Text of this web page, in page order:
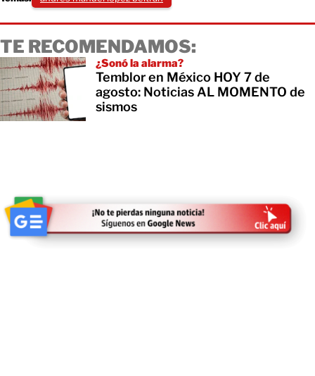
TE RECOMENDAMOS:
¿Sonó la alarma?
Temblor en México HOY 7 de
agosto: Noticias AL MOMENTO de
sismos